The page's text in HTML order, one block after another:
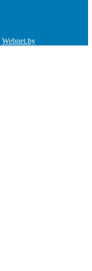
Webnet.by